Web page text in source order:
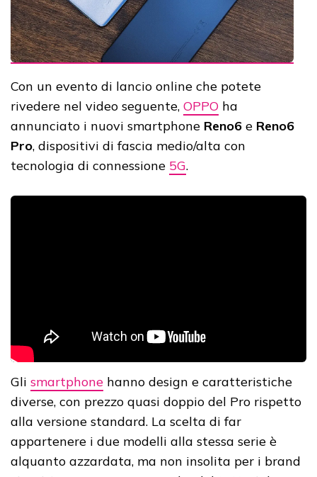
Con un evento di lancio online che potete
rivedere nel video seguente, OPPO ha
annunciato i nuovi smartphone Reno6 e Reno6
Pro, dispositivi di fascia medio/alta con
tecnologia di connessione 5G.
Gli smartphone hanno design e caratteristiche
diverse, con prezzo quasi doppio del Pro rispetto
alla versione standard. La scelta di far
appartenere i due modelli alla stessa serie è
alquanto azzardata, ma non insolita per i brand